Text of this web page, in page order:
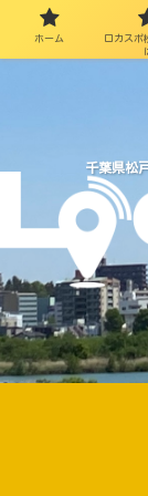
千葉県松
ホーム
ロカスポ